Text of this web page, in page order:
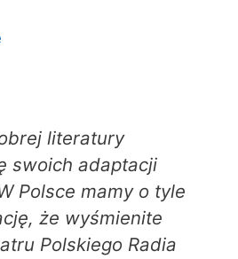
literatury
swoich adaptacji
Polsce mamy o tyle
że wyśmienite
Polskiego Radia